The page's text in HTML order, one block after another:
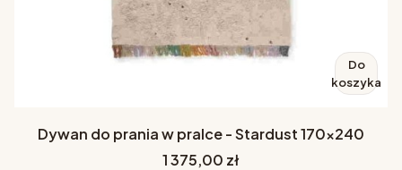
Do
koszyka
Dywan do prania w pralce - Stardust 170x240
Cena
1 375,00 zł